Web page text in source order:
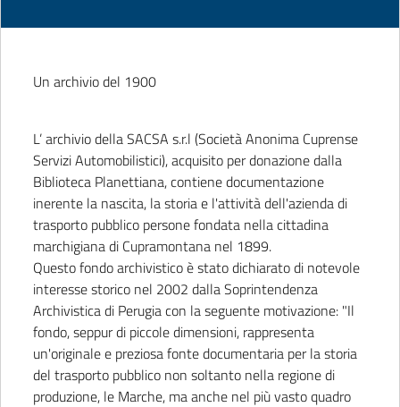
Un archivio del 1900
L’ archivio della SACSA s.r.l (Società Anonima Cuprense
Servizi Automobilistici), acquisito per donazione dalla
Biblioteca Planettiana, contiene documentazione
inerente la nascita, la storia e l'attività dell'azienda di
trasporto pubblico persone fondata nella cittadina
marchigiana di Cupramontana nel 1899.
Questo fondo archivistico è stato dichiarato di notevole
interesse storico nel 2002 dalla Soprintendenza
Archivistica di Perugia con la seguente motivazione: "Il
fondo, seppur di piccole dimensioni, rappresenta
un'originale e preziosa fonte documentaria per la storia
del trasporto pubblico non soltanto nella regione di
produzione, le Marche, ma anche nel più vasto quadro